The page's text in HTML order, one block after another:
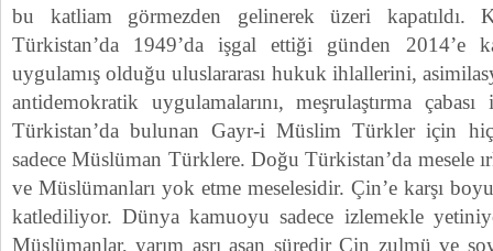
bu katliam görmezden gelinerek üzeri
Türkistan’da 1949’da işgal ettiği günden 2014’e
uygulamış olduğu uluslararası hukuk ihlallerini,
antidemokratik uygulamalarını, meşrulaştırma
Türkistan’da bulunan Gayr-i Müslim Türkler için
sadece Müslüman Türklere. Doğu Türkistan’da mesele
ve Müslümanları yok etme meselesidir. Çin’e karşı
katlediliyor. Dünya kamuoyu sadece izlemekle
Müslümanlar, yarım asrı aşan süredir Çin zulmü ve